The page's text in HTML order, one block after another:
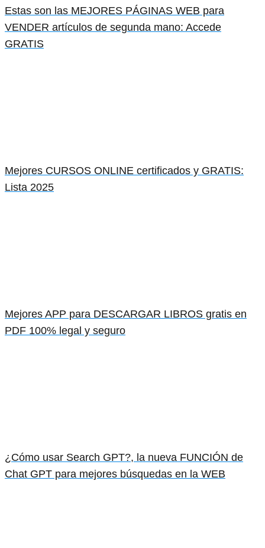
Estas son las MEJORES PÁGINAS WEB para
VENDER artículos de segunda mano: Accede
GRATIS
Mejores CURSOS ONLINE certificados y GRATIS:
Lista 2025
Mejores APP para DESCARGAR LIBROS gratis en
PDF 100% legal y seguro
¿Cómo usar Search GPT?, la nueva FUNCIÓN de
Chat GPT para mejores búsquedas en la WEB